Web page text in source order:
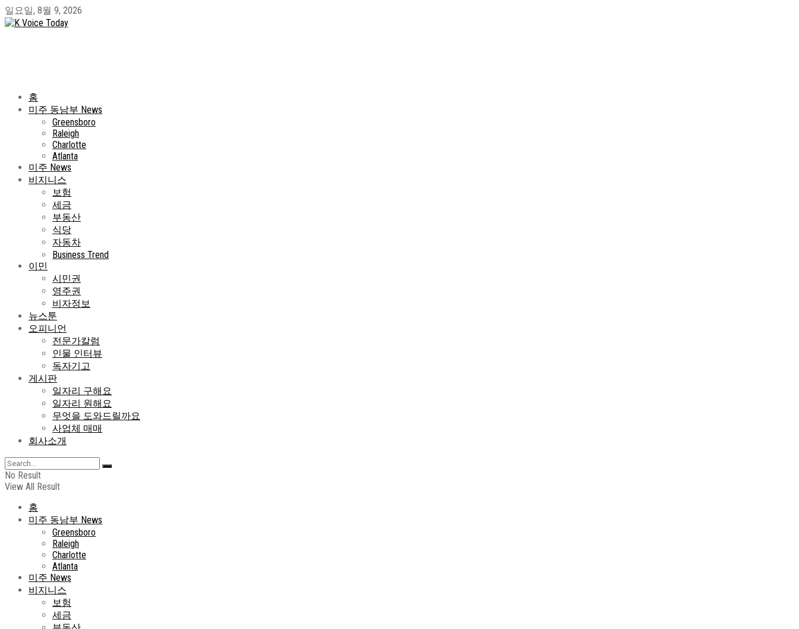
일요일, 8월 9, 2026
홈
미주 동남부 News
Greensboro
Raleigh
Charlotte
Atlanta
미주 News
비지니스
보험
세금
부동산
식당
자동차
Business Trend
이민
시민권
영주권
비자정보
뉴스툰
오피니언
전문가칼럼
인물 인터뷰
독자기고
게시판
일자리 구해요
일자리 원해요
무엇을 도와드릴까요
사업체 매매
회사소개
No Result
View All Result
홈
미주 동남부 News
Greensboro
Raleigh
Charlotte
Atlanta
미주 News
비지니스
보험
세금